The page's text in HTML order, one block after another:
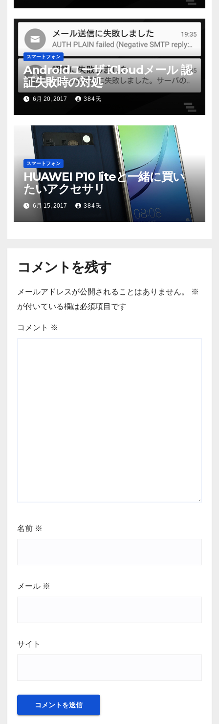
スマートフォン
Androidユーザ iCloudメール 認
証失敗時の対処
6月 20, 2017 384氏
スマートフォン
HUAWEI P10 liteと一緒に買い
たいアクセサリ
6月 15, 2017 384氏
コメントを残す
メールアドレスが公開されることはありません。
※
が付いている欄は必須項目です
コメント ※
名前 ※
メール ※
サイト